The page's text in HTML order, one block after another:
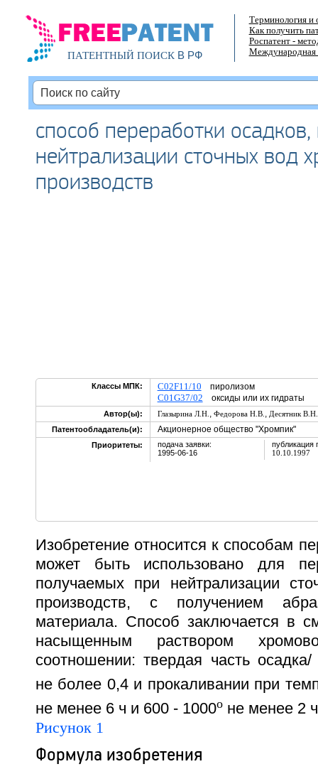
ПАТЕНТНЫЙ ПОИСКВ РФ
Терминология и
Как получить
Роспатент -
Международная
способ переработки
нейтрализации сточных вод
производств
Классы МПК: C02F11/10 пиролизом
C01G37/02 оксиды или их гидраты
Автор(ы): Глазырина Л.Н. , Федорова Н.В. , Десятник В.Н.
Патентообладатель(и): Акционерное общество "Хромпик"
Приоритеты:
подача заявки:
1995-06-16
публикация
10.10.1997
Изобретение относится к способам
может быть использовано для
получаемых при нейтрализации
производств, с получением
материала. Способ заключается в
насыщенным раствором
соотношении: твердая часть
не более 0,4 и прокаливании при
не менее 6 ч и 600 - 1000oне менее 2
Рисунок 1
Формула изобретения